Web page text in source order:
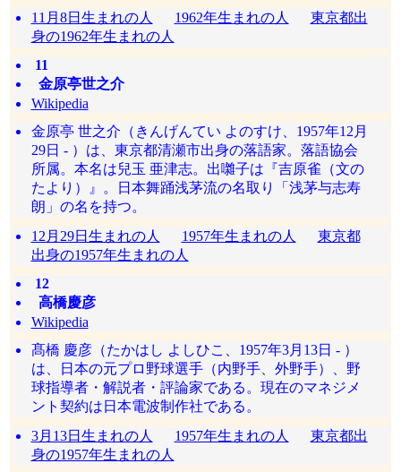
11月8日生まれの人
1962年生まれの人
東京都出
身の1962年生まれの人
11
金原亭世之介
Wikipedia
金原亭 世之介（きんげんてい よのすけ、1957年12月
29日 - ）は、東京都清瀬市出身の落語家。落語協会
所属。本名は兒玉 亜津志。出囃子は『吉原雀（文の
たより）』。日本舞踊浅茅流の名取り「浅茅与志寿
朗」の名を持つ。
12月29日生まれの人
1957年生まれの人
東京都
出身の1957年生まれの人
12
高橋慶彦
Wikipedia
髙橋 慶彦（たかはし よしひこ、1957年3月13日 - ）
は、日本の元プロ野球選手（内野手、外野手）、野
球指導者・解説者・評論家である。現在のマネジメ
ント契約は日本電波制作社である。
3月13日生まれの人
1957年生まれの人
東京都出
身の1957年生まれの人